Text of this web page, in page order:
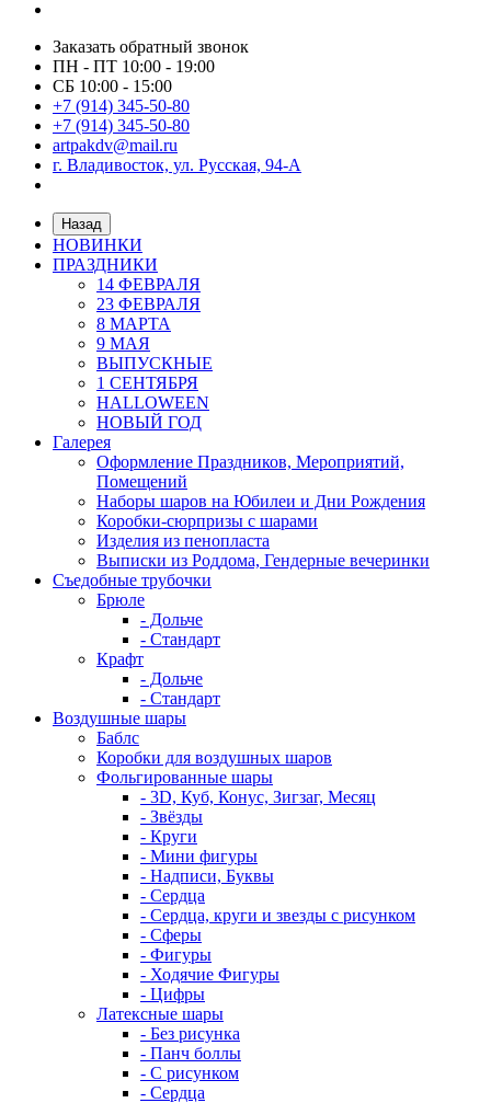
Заказать обратный звонок
ПН - ПТ 10:00 - 19:00
СБ 10:00 - 15:00
+7 (914) 345-50-80
+7 (914) 345-50-80
artpakdv@mail.ru
г. Владивосток, ул. Русская, 94-А
Назад
НОВИНКИ
ПРАЗДНИКИ
14 ФЕВРАЛЯ
23 ФЕВРАЛЯ
8 МАРТА
9 МАЯ
ВЫПУСКНЫЕ
1 СЕНТЯБРЯ
HALLOWEEN
НОВЫЙ ГОД
Галерея
Оформление Праздников, Мероприятий,
Помещений
Наборы шаров на Юбилеи и Дни Рождения
Коробки-сюрпризы с шарами
Изделия из пенопласта
Выписки из Роддома, Гендерные вечеринки
Съедобные трубочки
Брюле
- Дольче
- Стандарт
Крафт
- Дольче
- Стандарт
Воздушные шары
Баблс
Коробки для воздушных шаров
Фольгированные шары
- 3D, Куб, Конус, Зигзаг, Месяц
- Звёзды
- Круги
- Мини фигуры
- Надписи, Буквы
- Сердца
- Сердца, круги и звезды с рисунком
- Сферы
- Фигуры
- Ходячие Фигуры
- Цифры
Латексные шары
- Без рисунка
- Панч боллы
- С рисунком
- Сердца